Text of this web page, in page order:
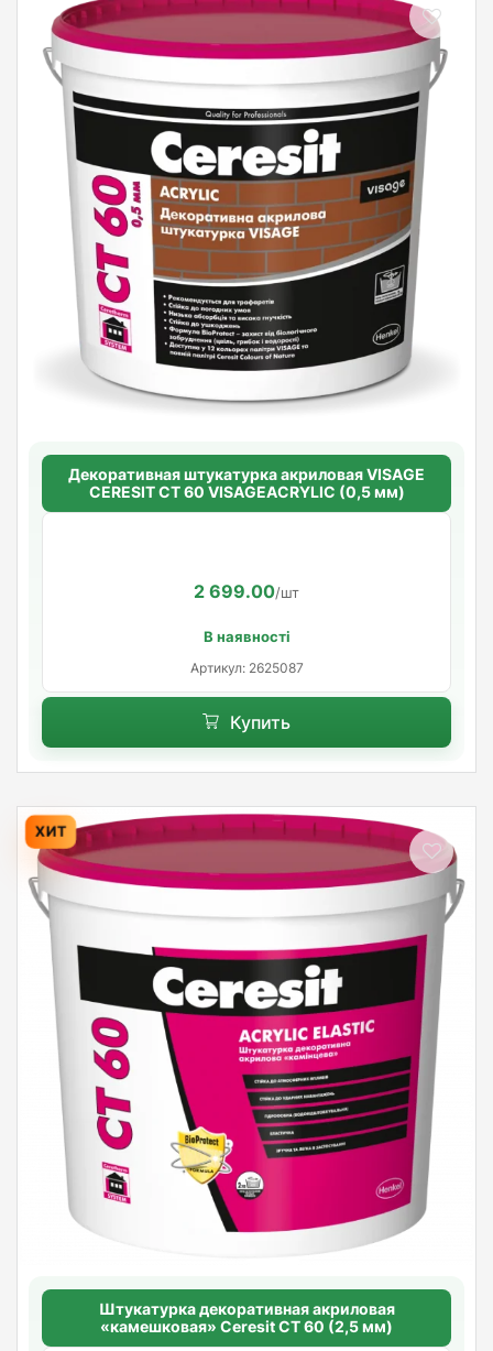
Декоративная штукатурка акриловая VISAGE
CERESIT CT 60 VISAGEACRYLIC (0,5 мм)
2 699.00/шт
В наявності
Артикул: 2625087
Купить
ХИТ
Штукатурка декоративная акриловая
«камешковая» Ceresit CT 60 (2,5 мм)